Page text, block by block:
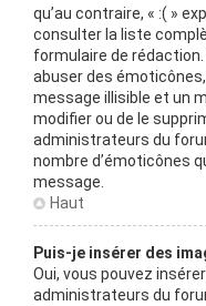
qu’au contraire, « :( »
consulter la liste
formulaire de
abuser des
message illisible et un
modifier ou de le
administrateurs du
nombre d’émoticônes
message.
Haut
Puis-je insérer des
Oui, vous pouvez
administrateurs du